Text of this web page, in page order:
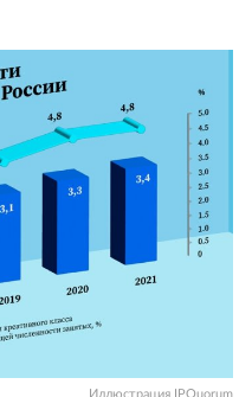
Иллюстрация IPQuorum